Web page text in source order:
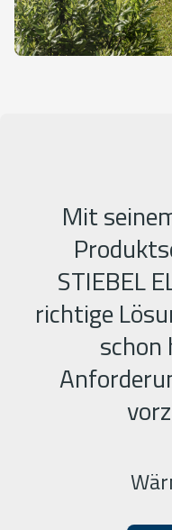
Mit
STIEBEL
richtige
schon